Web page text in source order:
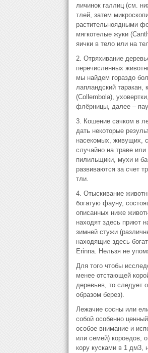
личинок галлиц (см.
тлей, затем
растительноядными
мягкотелые жуки
яички в тело или на
2. Отряхивание
перечисленных
мы найдем гораздо
лапландский таракан,
(Collembola),
флёрницы, далее –
3. Кошение сачком в
дать некоторые
насекомых, живущих,
случайно на траве
пилильщики, мухи и
развиваются за счет
тли.
4. Отыскивание
богатую фауну,
описанных ниже
находят здесь приют
зимней стужи
находящие здесь
Erinna. Нельзя не
Для того чтобы
менее отстающей
деревьев, то следует
образом берез).
Лежачие сосны или
собой особенно
особое внимание и
или семей) короедов,
кору кусками в 1 дм3,